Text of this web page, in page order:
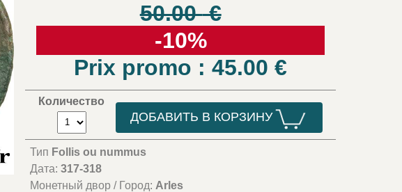
50.00€
-10%
Prix promo : 45.00 €
Количество
ДОБАВИТЬ В КОРЗИНУ
Тип Follis ou nummus
Дата:317-318
Монетный двор / Город: Arles